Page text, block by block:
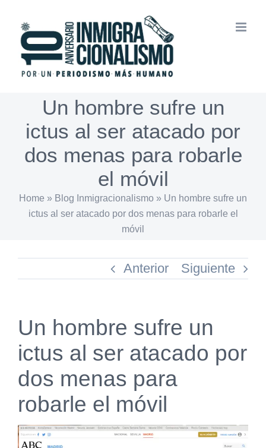
contenido
Un hombre sufre un
ictus al ser atacado por
dos menas para robarle
el móvil
Home » Blog Inmigracionalismo » Un hombre sufre un
ictus al ser atacado por dos menas para robarle el
móvil
Anterior Siguiente
Un hombre sufre un
ictus al ser atacado por
dos menas para
robarle el móvil
Ver